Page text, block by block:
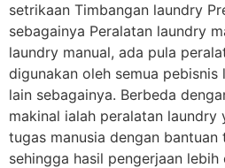
setrikaan Timbangan laundry
sebagainya Peralatan laundry
laundry manual, ada pula
digunakan oleh semua
lain sebagainya. Berbeda
makinal ialah peralatan laundry
tugas manusia dengan
sehingga hasil pengerjaan